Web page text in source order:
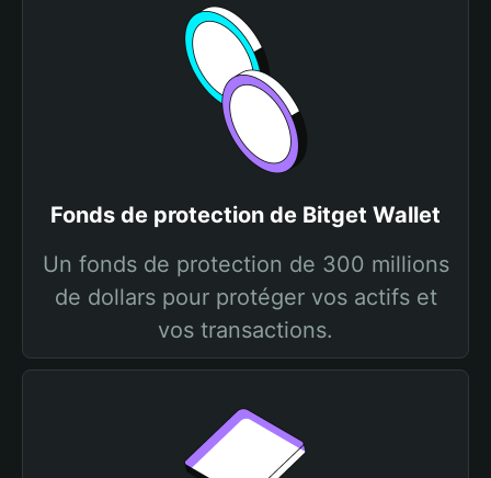
Fonds de protection de Bitget Wallet
Un fonds de protection de 300 millions
de dollars pour protéger vos actifs et
vos transactions.